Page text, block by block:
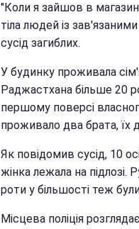
"Коли я зайшов в магазин,
тіла людей із
сусід загиблих.
У будинку проживала
Раджастхана більше 20
першому поверсі
проживало два брата, їх
Як повідомив сусід, 10
жінка лежала на підлозі.
роти у більшості теж
Місцева поліція